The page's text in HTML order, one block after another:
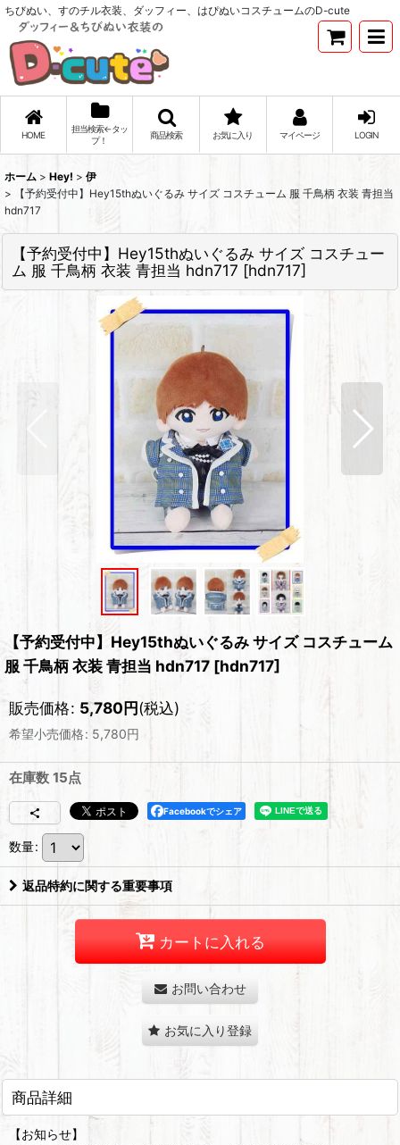
ちびぬい、すのチル衣装、ダッフィー、はぴぬいコスチュームのD-cute
HOME
担当検索←タッ
プ！
商品検索 お気に入り マイページ LOGIN
ホーム > Hey! > 伊
>
【予約受付中】Hey15thぬいぐるみ サイズ コスチューム 服 千鳥柄 衣装 青担当
hdn717
【予約受付中】Hey15thぬいぐるみ サイズ コスチュー
ム 服 千鳥柄 衣装 青担当 hdn717 [hdn717]
【予約受付中】Hey15thぬいぐるみ サイズ コスチューム
服 千鳥柄 衣装 青担当 hdn717 [hdn717]
販売価格: 5,780円(税込)
希望小売価格: 5,780円
在庫数 15点
Facebookでシェア
数量:
返品特約に関する重要事項
カートに入れる
お問い合わせ
お気に入り登録
商品詳細
【お知らせ】